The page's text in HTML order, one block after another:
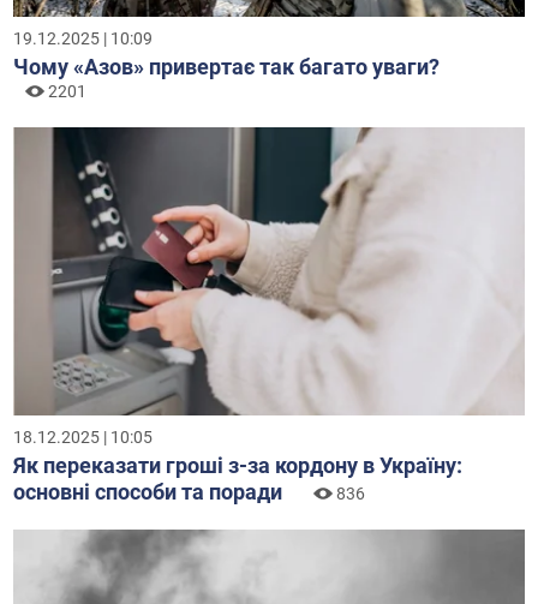
19.12.2025 | 10:09
Чому «Азов» привертає так багато уваги?
2201
18.12.2025 | 10:05
Як переказати гроші з-за кордону в Україну:
основні способи та поради
836